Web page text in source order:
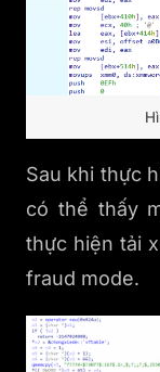
Sau khi thực
có thể thấy
thực hiện tải
fraud mode.